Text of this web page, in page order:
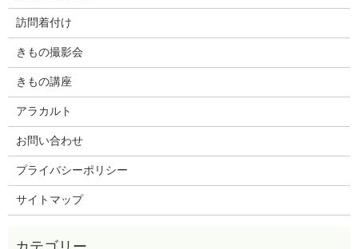
訪問着付け
きもの撮影会
きもの講座
アラカルト
お問い合わせ
プライバシーポリシー
サイトマップ